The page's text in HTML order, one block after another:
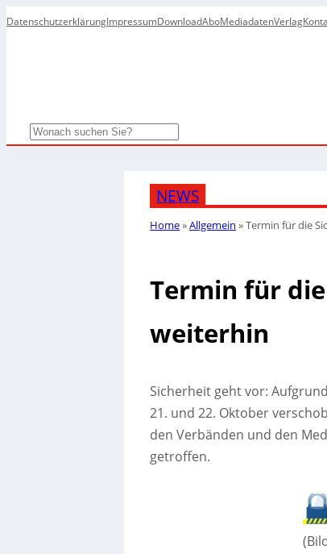
DatenschutzerklärungImpressumDownloadAboMediadatenVerlag
Search
NEWS
Home»Allgemein »Termin für die
Termin für
weiterhin
Sicherheit geht vor:
21. und 22. Oktober
den Verbänden und den
getroffen.